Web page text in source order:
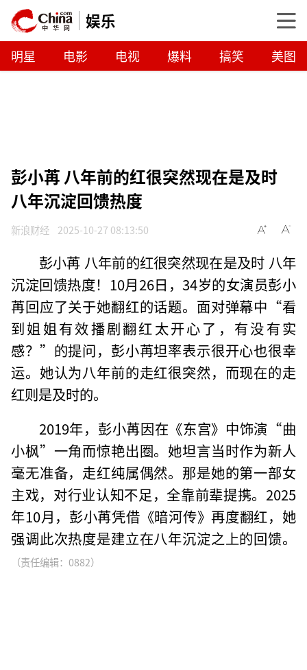
娱乐
明星 电影 电视 爆料 搞笑 美图
彭小苒 八年前的红很突然现在是及时
八年沉淀回馈热度
新浪财经 2025-10-27 08:13:50
彭小苒 八年前的红很突然现在是及时 八年
沉淀回馈热度！10月26日，34岁的女演员彭小
苒回应了关于她翻红的话题。面对弹幕中“看
到姐姐有效播剧翻红太开心了，有没有实
感？”的提问，彭小苒坦率表示很开心也很幸
运。她认为八年前的走红很突然，而现在的走
红则是及时的。
2019年，彭小苒因在《东宫》中饰演“曲
小枫”一角而惊艳出圈。她坦言当时作为新人
毫无准备，走红纯属偶然。那是她的第一部女
主戏，对行业认知不足，全靠前辈提携。2025
年10月，彭小苒凭借《暗河传》再度翻红，她
强调此次热度是建立在八年沉淀之上的回馈。
（责任编辑：0882）